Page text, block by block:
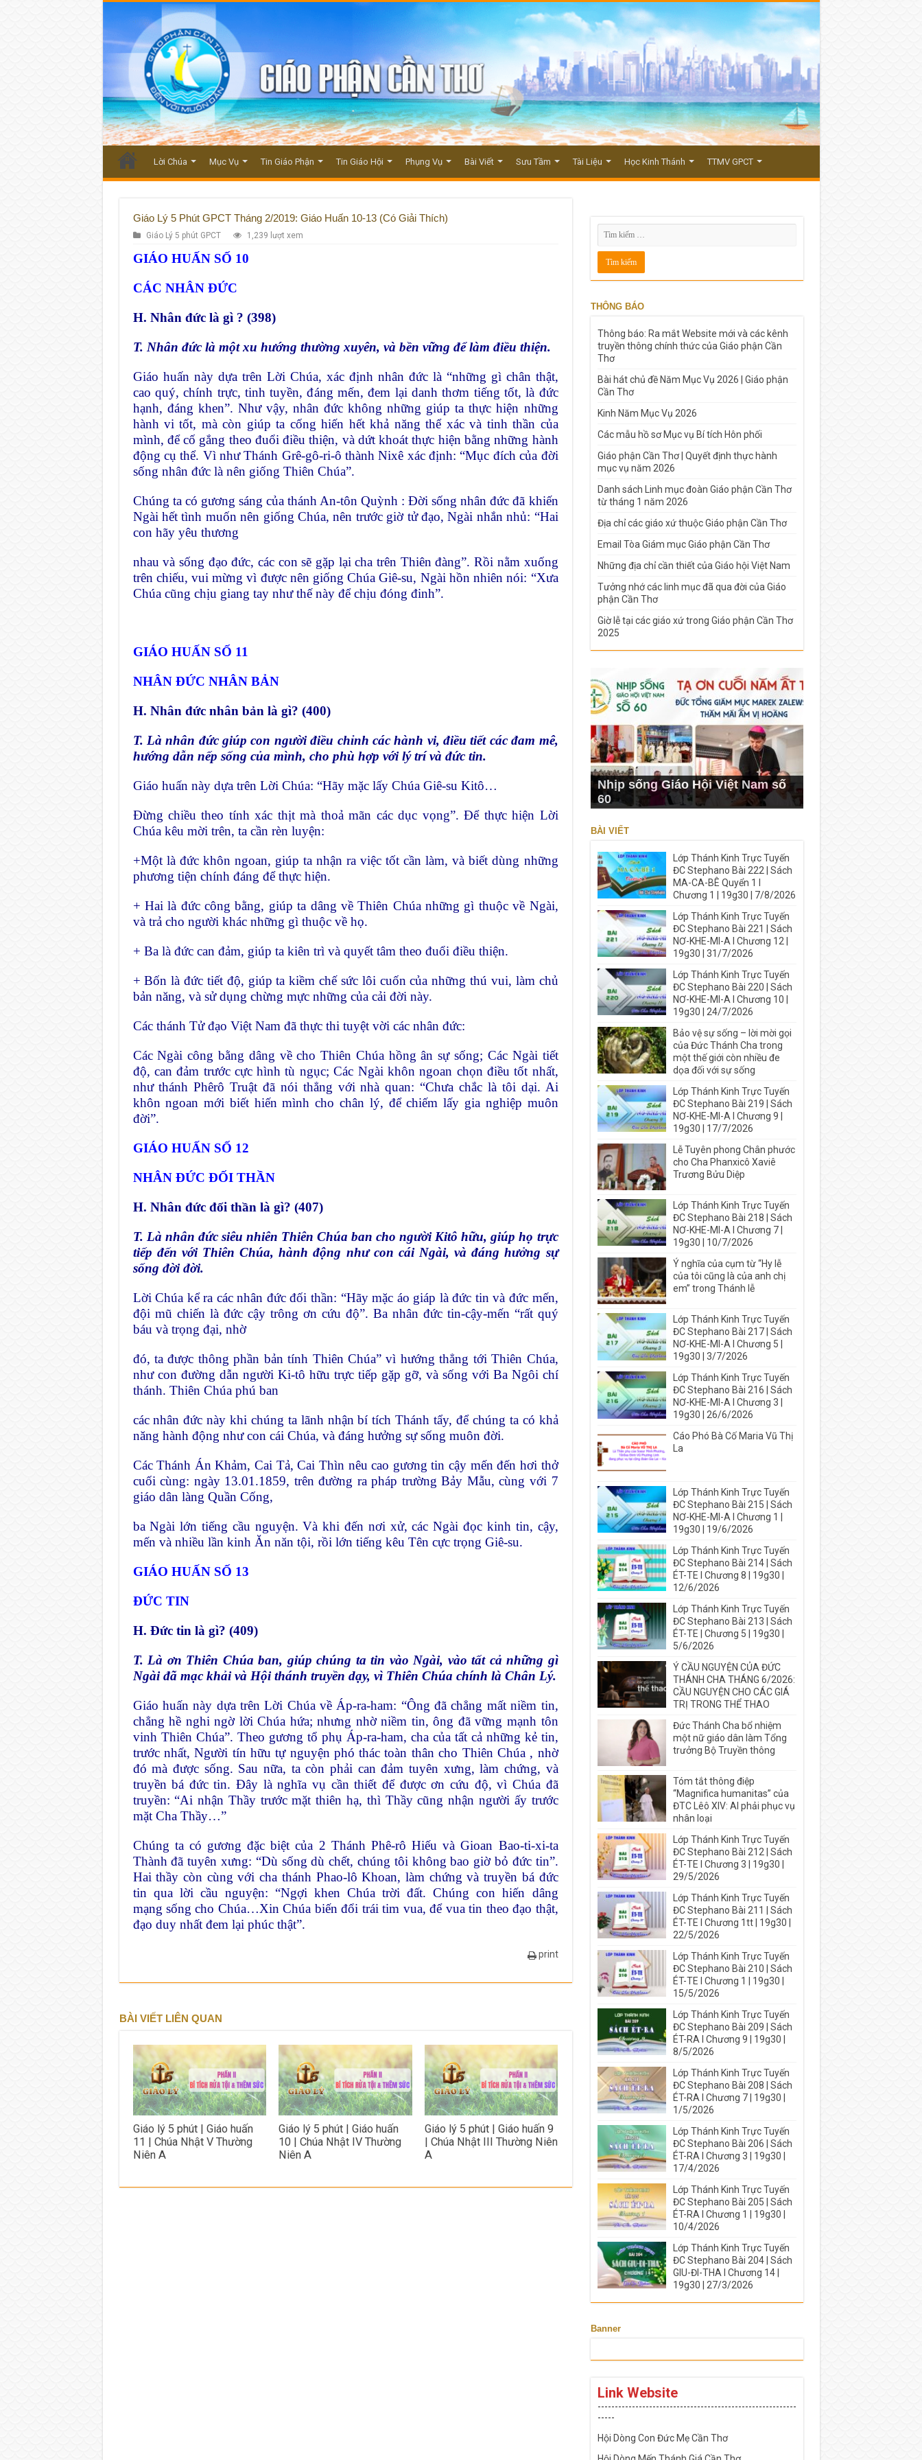
Lời Chúa Mục Vụ Tin Giáo Phận Tin Giáo Hội Phụng Vụ Bài Viết Sưu Tầm Tài Liệu Học Kinh Thánh TTMV GPCT
Giáo Lý 5 Phút GPCT Tháng 2/2019: Giáo Huấn 10-13 (Có Giải Thích)
Giáo Lý 5 phút GPCT 1,239 lượt xem
GIÁO HUẤN SỐ 10
CÁC NHÂN ĐỨC
H. Nhân đức là gì ? (398)
T. Nhân đức là một xu hướng thường xuyên, và bền vững đểlàm điều thiện.
Giáo huấn này dựa trên Lời Chúa, xác định nhân đức là “những gì chân thật,
cao quý, chính trực, tinh tuyền, đáng mến, đem lại danh thơm tiếng tốt, là đức
hạnh, đáng khen”. Như vậy, nhân đức không những giúp ta thực hiện những
hành vi tốt, mà còn giúp ta cống hiến hết khả năng thể xác và tinh thần của
mình, để cố gắng theo đuổi điều thiện, và dứt khoát thực hiện bằngnhững hành
động cụ thể. Vì như Thánh Grê-gô-ri-ô thành Nixê xác định: “Mục đích của đời
sống nhân đức là nên giống Thiên Chúa”.
Chúng ta có gương sáng của thánh An-tôn Quỳnh : Đời sốngnhân đức đã khiến
Ngài hết tình muốn nên giống Chúa, nên trước giờ tử đạo, Ngài nhắn nhủ: “Hai
con hãy yêu thương
nhau và sống đạo đức, các con sẽ gặp lại cha trên Thiên đàng”.Rồi nằm xuống
trên chiếu, vui mừng vì được nên giống ChúaGiê-su, Ngài hồn nhiên nói: “Xưa
Chúa cũng chịu giang tay như thế này để chịu đóng đinh”.
GIÁO HUẤN SỐ 11
NHÂN ĐỨC NHÂN BẢN
H. Nhân đức nhân bản là gì? (400)
T. Là nhân đức giúp con người điều chỉnh các hành vi, điều tiết các đam mê,
hướng dẫn nếp sống của mình, cho phù hợp vớilý trí và đức tin.
Giáo huấn này dựa trên Lời Chúa: “Hãy mặc lấy Chúa Giê-su Kitô…
Đừng chiều theo tính xác thịt mà thoả mãn các dục vọng”.Để thực hiện Lời
Chúa kêu mời trên, ta cần rèn luyện:
+Một là đức khôn ngoan, giúp ta nhận ra việc tốt cần làm, vàbiết dùng những
phương tiện chính đáng để thực hiện.
+ Hai là đức công bằng, giúp ta dâng về Thiên Chúa những gì thuộc về Ngài,
và trả cho người khác những gì thuộc về họ.
+ Ba là đức can đảm, giúp ta kiên trì và quyết tâm theo đuổi điều thiện.
+ Bốn là đức tiết độ, giúp ta kiềm chế sức lôi cuốn của những thú vui, làm chủ
bản năng, và sử dụng chừng mực những của cải đời này.
Các thánh Tử đạo Việt Nam đã thực thi tuyệt vời các nhân đức:
Các Ngài công bằng dâng về cho Thiên Chúa hồng ân sự sống; Các Ngài tiết
độ, can đảm trước cực hình tù ngục; Các Ngài khôn ngoan chọn điều tốt nhất,
như thánh Phêrô Truật đã nói thẳng với nhà quan: “Chưa chắc là tôi dại. Ai
khôn ngoan mới biết hiến mình cho chân lý, để chiếm lấy gia nghiệp muôn
đời”.
GIÁO HUẤN SỐ 12
NHÂN ĐỨC ĐỐI THẦN
H. Nhân đức đối thần là gì? (407)
T. Là nhân đức siêu nhiên Thiên Chúa ban cho người Kitô hữu,giúp họ trực
tiếp đến với Thiên Chúa, hành động như con cái Ngài, và đáng hưởng sự
sống đời đời.
Lời Chúa kể ra các nhân đức đối thần: “Hãy mặc áo giáp làđức tin và đức mến,
đội mũ chiến là đức cậy trông ơn cứu độ”. Ba nhân đức tin-cậy-mến “rất quý
báu và trọng đại, nhờ
đó, ta được thông phần bản tính Thiên Chúa” vì hướng thẳng tới Thiên Chúa,
như con đường dẫn người Ki-tô hữu trực tiếp gặp gỡ, và sống với Ba Ngôi chí
thánh. Thiên Chúa phú ban
các nhân đức này khi chúng ta lãnh nhận bí tích Thánh tẩy, để chúng ta có khả
năng hành động như con cái Chúa, và đáng hưởng sự sống muôn đời.
Các Thánh Án Khảm, Cai Tả, Cai Thìn nêu cao gương tin cậy mến đến hơi thở
cuối cùng: ngày 13.01.1859, trên đường rapháp trường Bảy Mẫu, cùng với 7
giáo dân làng Quần Cống,
ba Ngài lớn tiếng cầu nguyện. Và khi đến nơi xử, các Ngài đọc kinh tin, cậy,
mến và nhiều lần kinh Ăn năn tội, rồi lớn tiếng kêu Tên cực trọng Giê-su.
GIÁO HUẤN SỐ 13
ĐỨC TIN
H. Đức tin là gì? (409)
T. Là ơn Thiên Chúa ban, giúp chúng ta tin vào Ngài, vào tất cả những gì
Ngài đã mạc khải và Hội thánh truyền dạy, vì Thiên Chúa chính là Chân Lý.
Giáo huấn này dựa trên Lời Chúa về Áp-ra-ham: “Ông đã chẳng mất niềm tin,
chẳng hề nghi ngờ lời Chúa hứa; nhưng nhờ niềm tin, ông đã vững mạnh tôn
vinh Thiên Chúa”. Theo gương tổ phụ Áp-ra-ham, cha của tất cả những kẻ tin,
trước nhất, Người tín hữu tự nguyện phó thác toàn thân cho Thiên Chúa , nhờ
đómà được sống. Sau nữa, ta còn phải can đảm tuyên xưng, làm chứng, và
truyền bá đức tin. Đây là nghĩa vụ cần thiết để đượcơn cứu độ, vì Chúa đã
truyền: “Ai nhận Thầy trước mặt thiên hạ, thì Thầy cũng nhận người ấy trước
mặt Cha Thầy…”
Chúng ta có gương đặc biệt của 2 Thánh Phê-rô Hiếu và Gioan Bao-ti-xi-ta
Thành đã tuyên xưng: “Dù sống dù chết, chúng tôi không bao giờ bỏ đức tin”.
Hai thầy còn cùng với cha thánh Phao-lô Khoan, làm chứng và truyền bá đức
tin qua lời cầu nguyện: “Ngợi khen Chúa trời đất. Chúng con hiến dâng
mạng sống cho Chúa…Xin Chúa biến đổi trái tim vua, để vua tin theo đạo thật,
đạo duy nhất đem lại phúc thật”.
print
BÀI VIẾT LIÊN QUAN
Giáo lý 5 phút | Giáo huấn
11 | Chúa Nhật V Thường
Niên A
Giáo lý 5 phút | Giáo huấn
10 | Chúa Nhật IV Thường
Niên A
Giáo lý 5 phút | Giáo huấn 9
| Chúa Nhật III Thường Niên
A
THÔNG BÁO
Thông báo: Ra mắt Website mới và các kênh
truyền thông chính thức của Giáo phận Cần
Thơ
Bài hát chủ đề Năm Mục Vụ 2026 | Giáo phận
Cần Thơ
Kinh Năm Mục Vụ 2026
Các mẫu hồ sơ Mục vụ Bí tích Hôn phối
Giáo phận Cần Thơ | Quyết định thực hành
mục vụ năm 2026
Danh sách Linh mục đoàn Giáo phận Cần Thơ
từ tháng 1 năm 2026
Địa chỉ các giáo xứ thuộc Giáo phận Cần Thơ
Email Tòa Giám mục Giáo phận Cần Thơ
Những địa chỉ cần thiết của Giáo hội Việt Nam
Tưởng nhớ các linh mục đã qua đời của Giáo
phận Cần Thơ
Giờ lễ tại các giáo xứ trong Giáo phận Cần Thơ
2025
Nhịp sống Giáo Hội Việt Nam số
60
BÀI VIẾT
Lớp Thánh Kinh Trực Tuyến
ĐC Stephano Bài 222 | Sách
MA-CA-BÊ Quyển 1 I
Chương 1 | 19g30 | 7/8/2026
Lớp Thánh Kinh Trực Tuyến
ĐC Stephano Bài 221 | Sách
NƠ-KHE-MI-A I Chương 12 |
19g30 | 31/7/2026
Lớp Thánh Kinh Trực Tuyến
ĐC Stephano Bài 220 | Sách
NƠ-KHE-MI-A I Chương 10 |
19g30 | 24/7/2026
Bảo vệ sự sống – lời mời gọi
của Đức Thánh Cha trong
một thế giới còn nhiều đe
dọa đối với sự sống
Lớp Thánh Kinh Trực Tuyến
ĐC Stephano Bài 219 | Sách
NƠ-KHE-MI-A I Chương 9 |
19g30 | 17/7/2026
Lễ Tuyên phong Chân phước
cho Cha Phanxicô Xaviê
Trương Bửu Diệp
Lớp Thánh Kinh Trực Tuyến
ĐC Stephano Bài 218 | Sách
NƠ-KHE-MI-A I Chương 7 |
19g30 | 10/7/2026
Ý nghĩa của cụm từ “Hy lễ
của tôi cũng là của anh chị
em” trong Thánh lễ
Lớp Thánh Kinh Trực Tuyến
ĐC Stephano Bài 217 | Sách
NƠ-KHE-MI-A I Chương 5 |
19g30 | 3/7/2026
Lớp Thánh Kinh Trực Tuyến
ĐC Stephano Bài 216 | Sách
NƠ-KHE-MI-A I Chương 3 |
19g30 | 26/6/2026
Cáo Phó Bà Cố Maria Vũ Thị
La
Lớp Thánh Kinh Trực Tuyến
ĐC Stephano Bài 215 | Sách
NƠ-KHE-MI-A I Chương 1 |
19g30 | 19/6/2026
Lớp Thánh Kinh Trực Tuyến
ĐC Stephano Bài 214 | Sách
ÉT-TE I Chương 8 | 19g30 |
12/6/2026
Lớp Thánh Kinh Trực Tuyến
ĐC Stephano Bài 213 | Sách
ÉT-TE | Chương 5 | 19g30 |
5/6/2026
Ý CẦU NGUYỆN CỦA ĐỨC
THÁNH CHA THÁNG 6/2026:
CẦU NGUYỆN CHO CÁC GIÁ
TRỊ TRONG THỂ THAO
Đức Thánh Cha bổ nhiệm
một nữ giáo dân làm Tổng
trưởng Bộ Truyền thông
Tóm tắt thông điệp
“Magnifica humanitas” của
ĐTC Lêô XIV: AI phải phục vụ
nhân loại
Lớp Thánh Kinh Trực Tuyến
ĐC Stephano Bài 212 | Sách
ÉT-TE I Chương 3 | 19g30 |
29/5/2026
Lớp Thánh Kinh Trực Tuyến
ĐC Stephano Bài 211 | Sách
ÉT-TE I Chương 1tt | 19g30 |
22/5/2026
Lớp Thánh Kinh Trực Tuyến
ĐC Stephano Bài 210 | Sách
ÉT-TE I Chương 1 | 19g30 |
15/5/2026
Lớp Thánh Kinh Trực Tuyến
ĐC Stephano Bài 209 | Sách
ÉT-RA I Chương 9 | 19g30 |
8/5/2026
Lớp Thánh Kinh Trực Tuyến
ĐC Stephano Bài 208 | Sách
ÉT-RA I Chương 7 | 19g30 |
1/5/2026
Lớp Thánh Kinh Trực Tuyến
ĐC Stephano Bài 206 | Sách
ÉT-RA I Chương 3 | 19g30 |
17/4/2026
Lớp Thánh Kinh Trực Tuyến
ĐC Stephano Bài 205 | Sách
ÉT-RA I Chương 1 | 19g30 |
10/4/2026
Lớp Thánh Kinh Trực Tuyến
ĐC Stephano Bài 204 | Sách
GIU-ĐI-THA I Chương 14 |
19g30 | 27/3/2026
Banner
Link Website
----------------------------------------------------------
-----
Hội Dòng Con Đức Mẹ Cần Thơ